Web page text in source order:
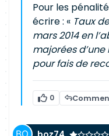
Pour les
écrire : « Taux
mars 2014 en
majorées
pour fais de
0